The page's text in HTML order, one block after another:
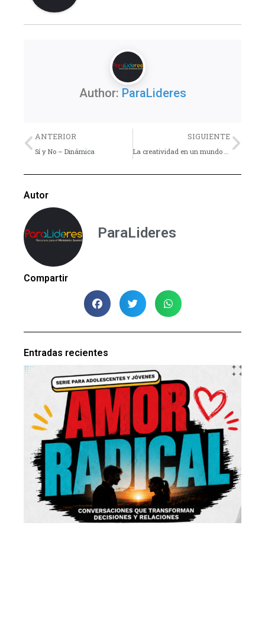
Author: ParaLideres
Previo
ANTERIOR
Sí y No – Dinámica
SIGUIENTE
Autor
ParaLideres
Compartir
Entradas recientes